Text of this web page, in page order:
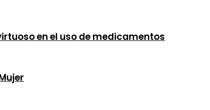
en el uso de medicamentos